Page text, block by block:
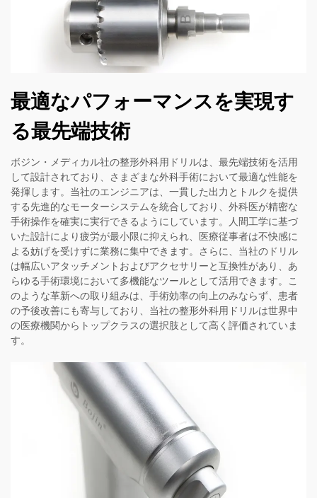
最適なパフォーマンスを実現す
る最先端技術
ボジン・メディカル社の整形外科用ドリルは、最先端技術を活用
して設計されており、さまざまな外科手術において最適な性能を
発揮します。当社のエンジニアは、一貫した出力とトルクを提供
する先進的なモーターシステムを統合しており、外科医が精密な
手術操作を確実に実行できるようにしています。人間工学に基づ
いた設計により疲労が最小限に抑えられ、医療従事者は不快感に
よる妨げを受けずに業務に集中できます。さらに、当社のドリル
は幅広いアタッチメントおよびアクセサリーと互換性があり、あ
らゆる手術環境において多機能なツールとして活用できます。こ
のような革新への取り組みは、手術効率の向上のみならず、患者
の予後改善にも寄与しており、当社の整形外科用ドリルは世界中
の医療機関からトップクラスの選択肢として高く評価されていま
す。